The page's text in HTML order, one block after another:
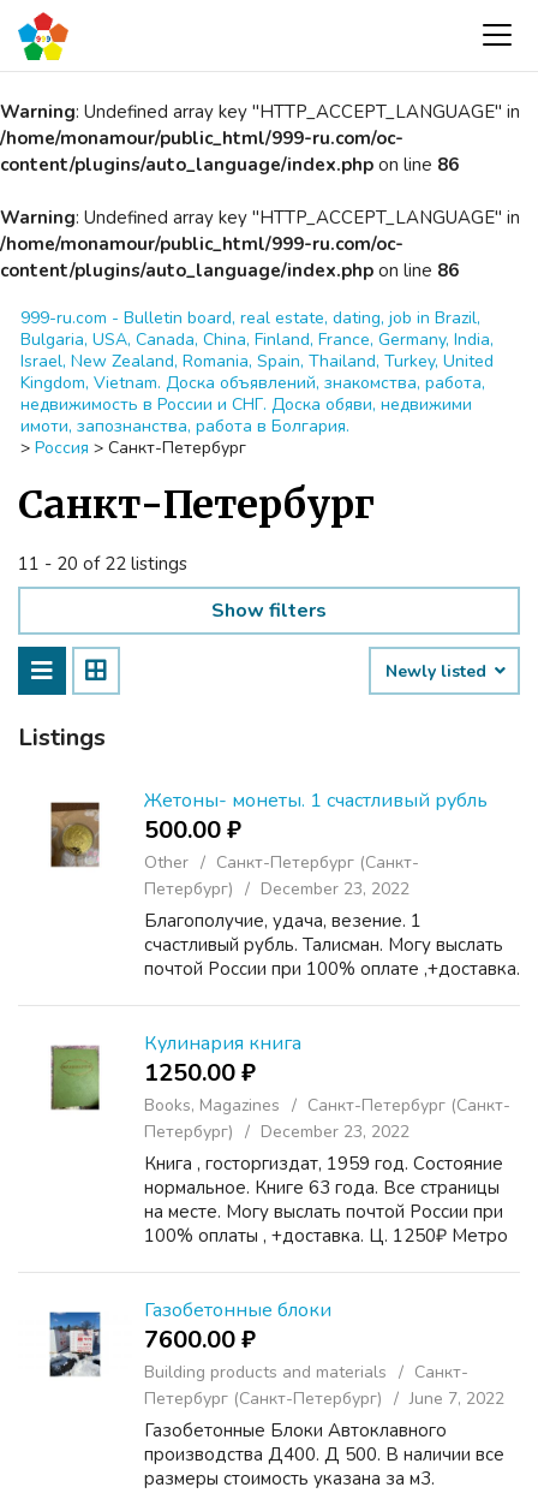
Warning: Undefined array key "HTTP_ACCEPT_LANGUAGE" in
/home/monamour/public_html/999-ru.com/oc-
content/plugins/auto_language/index.php on line 86
Warning: Undefined array key "HTTP_ACCEPT_LANGUAGE" in
/home/monamour/public_html/999-ru.com/oc-
content/plugins/auto_language/index.php on line 86
999-ru.com - Bulletin board, real estate, dating, job in Brazil,
Bulgaria, USA, Canada, China, Finland, France, Germany, India,
Israel, New Zealand, Romania, Spain, Thailand, Turkey, United
Kingdom, Vietnam. Доска объявлений, знакомства, работа,
недвижимость в России и СНГ. Доска обяви, недвижими
имоти, запознанства, работа в Болгария.
> Россия > Санкт-Петербург
Санкт-Петербург
11 - 20 of 22 listings
Show filters
Newly listed
Listings
Жетоны- монеты. 1 счастливый рубль
500.00 ₽
Other
Санкт-Петербург (Санкт-
Петербург)
December 23, 2022
Благополучие, удача, везение. 1
счастливый рубль. Талисман. Могу выслать
почтой России при 100% оплате ,+доставка.
Кулинария книга
1250.00 ₽
Books, Magazines
Санкт-Петербург (Санкт-
Петербург)
December 23, 2022
Книга , госторгиздат, 1959 год. Состояние
нормальное. Книге 63 года. Все страницы
на месте. Могу выслать почтой России при
100% оплаты , +доставка. Ц. 1250₽ Метро
Газобетонные блоки
7600.00 ₽
Building products and materials
Санкт-
Петербург (Санкт-Петербург)
June 7, 2022
Газобетонные Блоки Автоклавного
производства Д400. Д 500. В наличии все
размеры стоимость указана за м3.